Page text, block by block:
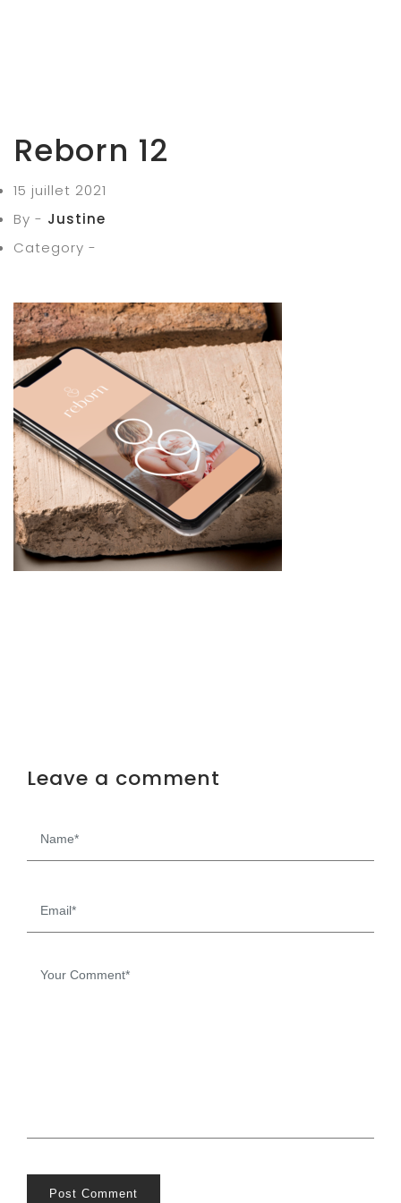
Reborn 12
15 juillet 2021
By - Justine
Category -
Leave a comment
Post Comment